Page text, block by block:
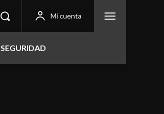
Mi cuenta
SEGURIDAD